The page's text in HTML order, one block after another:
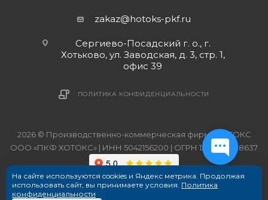
zakaz@hotoks-pkf.ru
Сергиево-Посадский г. о., г.
Хотьково, ул. Заводская, д. 3, стр. 1,
офис 39
ПОЛИТИКА КОНФИДЕНЦИАЛЬНОСТИ
2026 © Производственно-коммерческая фирма ХОТОКС
ООО «ПКФ ХОТОКС» | ИНН 5042156200 | ОГРН 1215000038637
На сайте используются cookies и Яндекс метрика. Продолжая
использовать сайт, вы принимаете условия. Политика
конфиденциальности